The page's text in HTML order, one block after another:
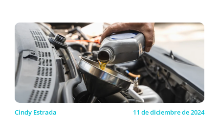
Cindy Estrada 11 de diciembre de 2024